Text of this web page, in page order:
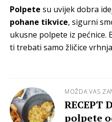
Polpete su uvijek dobra
pohane tikvice, sigurni
ukusne polpete iz pećnice.
ti trebati samo žličice
MOŽDA VAS
RECEPT
polpete